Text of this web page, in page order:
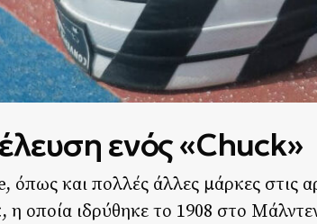
ενός «Chuck»
όπως και πολλές άλλες μάρκες στις
η οποία ιδρύθηκε το 1908 στο